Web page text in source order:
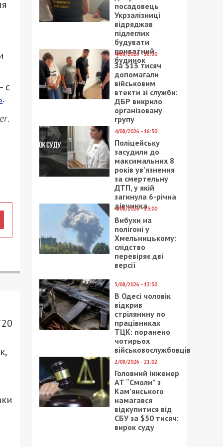
с
.
.
посадовець
Укрзалізниці
відряджав
підлеглих
будувати
приватний
будинок
4/08/2026 - 18:00
За $13 тисяч
допомагали
військовим
втекти зі служби:
ДБР викрило
організовану
групу
4/08/2026 - 16:30
Поліцейську
засудили до
максимальних 8
років ув’язнення
за смертельну
ДТП, у якій
загинула 6-річна
дівчинка
4/08/2026 - 15:00
Вибухи на
полігоні у
Хмельницькому:
слідство
перевіряє дві
версії
3/08/2026 - 13:30
В Одесі чоловік
відкрив
стрілянину по
працівниках
ТЦК: поранено
чотирьох
військовослужбовців
2/08/2026 - 21:02
Головний інженер
АТ “Смоли” з
Кам’янського
намагався
відкупитися від
СБУ за $50 тисяч:
вирок суду